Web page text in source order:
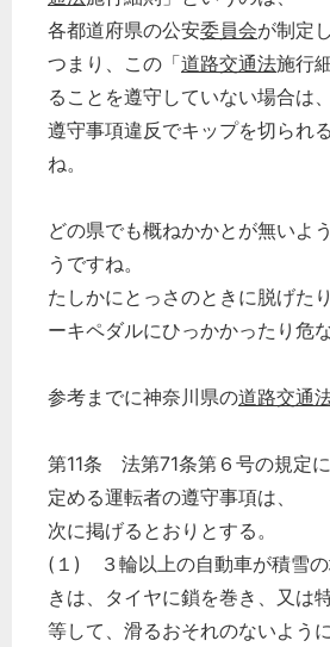
各都道府県の公安委員会が制定
つまり、この「道路交通法施行
ることを遵守していない場合は、
遵守事項違反でキップを切られ
ね。
どの県でも概ねかかとが無いよ
うですね。
たしかにとっさのときに脱げた
ーキペダルにひっかかったり危
参考までに神奈川県の道路交通
第11条 法第71条第６号の規定
定める運転者の遵守事項は、
次に掲げるとおりとする。
(１) ３輪以上の自動車が積雪の
きは、タイヤに鎖を巻き、又は
等して、滑るおそれのないよう